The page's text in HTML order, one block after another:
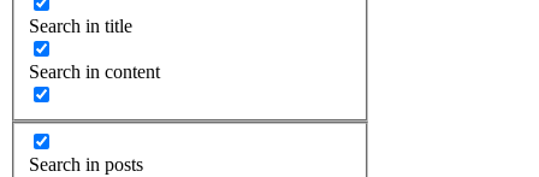
Search in title
Search in content
Search in posts